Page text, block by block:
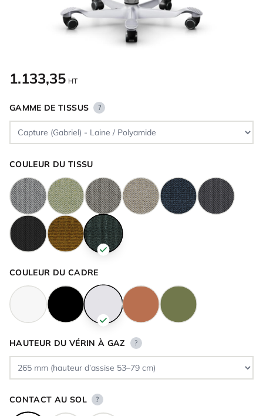
1.133,35 HT
GAMME DE TISSUS ?
COULEUR DU TISSU
COULEUR DU CADRE
HAUTEUR DU VÉRIN À GAZ ?
CONTACT AU SOL ?